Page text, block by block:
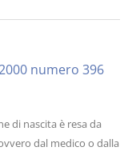
numero 396
di nascita è resa da
dal medico o dalla